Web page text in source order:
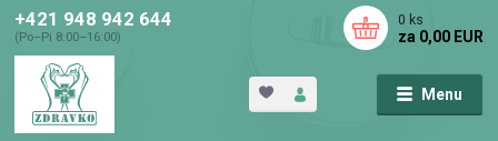
Menu
+421 948 942 644
(Po–Pi 8:00–16:00)
0 ks
za 0,00 EUR